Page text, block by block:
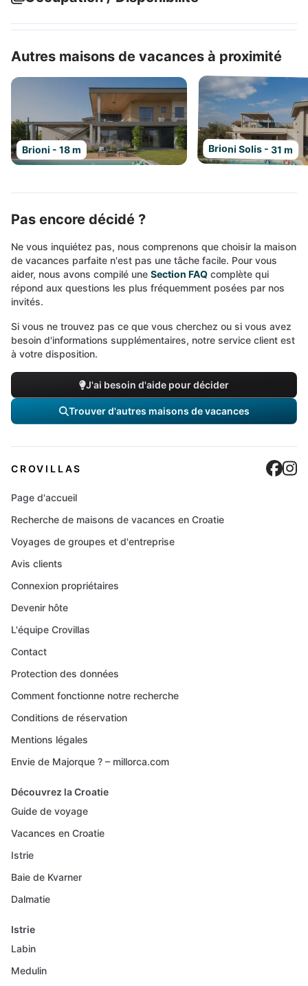
Autres maisons de vacances à proximité
Brioni - 18 m Brioni Solis - 31 m
Pas encore décidé ?
Ne vous inquiétez pas, nous comprenons que choisir la maison
de vacances parfaite n'est pas une tâche facile. Pour vous
aider, nous avons compilé une Section FAQ complète qui
répond aux questions les plus fréquemment posées par nos
invités.
Si vous ne trouvez pas ce que vous cherchez ou si vous avez
besoin d'informations supplémentaires, notre service client est
à votre disposition.
J'ai besoin d'aide pour décider
Trouver d'autres maisons de vacances
CROVILLAS
Page d'accueil
Recherche de maisons de vacances en Croatie
Voyages de groupes et d'entreprise
Avis clients
Connexion propriétaires
Devenir hôte
L'équipe Crovillas
Contact
Protection des données
Comment fonctionne notre recherche
Conditions de réservation
Mentions légales
Envie de Majorque ? – millorca.com
Découvrez la Croatie
Guide de voyage
Vacances en Croatie
Istrie
Baie de Kvarner
Dalmatie
Istrie
Labin
Medulin